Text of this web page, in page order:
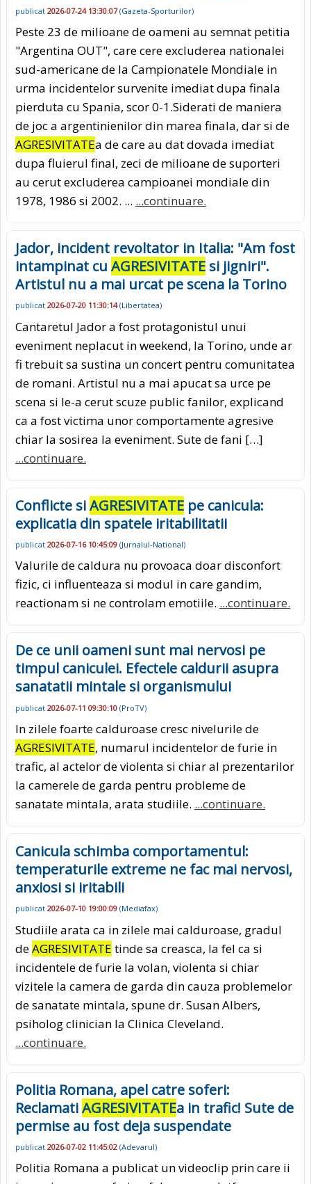
publicat 2026-07-24 13:30:07(Gazeta-Sporturilor)
Peste 23 de milioane de oameni au semnat petitia
"Argentina OUT", care cere excluderea nationalei
sud-americane de la Campionatele Mondiale in
urma incidentelor survenite imediat dupa finala
pierduta cu Spania, scor 0-1.Siderati de maniera
de joc a argentinienilor din marea finala, dar si de
AGRESIVITATEa de care au dat dovada imediat
dupa fluierul final, zeci de milioane de suporteri
au cerut excluderea campioanei mondiale din
1978, 1986 si 2002. ... ...continuare.
Jador, incident revoltator in Italia: "Am fost
intampinat cu AGRESIVITATE si jigniri".
Artistul nu a mai urcat pe scena la Torino
publicat 2026-07-20 11:30:14(Libertatea)
Cantaretul Jador a fost protagonistul unui
eveniment neplacut in weekend, la Torino, unde ar
fi trebuit sa sustina un concert pentru comunitatea
de romani. Artistul nu a mai apucat sa urce pe
scena si le-a cerut scuze public fanilor, explicand
ca a fost victima unor comportamente agresive
chiar la sosirea la eveniment. Sute de fani […]
...continuare.
Conflicte siAGRESIVITATE pe canicula:
explicatia din spatele iritabilitatii
publicat 2026-07-16 10:45:09 (Jurnalul-National)
Valurile de caldura nu provoaca doar disconfort
fizic, ci influenteaza si modul in care gandim,
reactionam si ne controlam emotiile. ...continuare.
De ce unii oameni sunt mai nervosi pe
timpul caniculei. Efectele caldurii asupra
sanatatii mintale si organismului
publicat 2026-07-11 09:30:10 (ProTV)
In zilele foarte calduroase cresc nivelurile de
AGRESIVITATE, numarul incidentelor de furie in
trafic, al actelor de violenta si chiar al prezentarilor
la camerele de garda pentru probleme de
sanatate mintala, arata studiile. ...continuare.
Canicula schimba comportamentul:
temperaturile extreme ne fac mai nervosi,
anxiosi si iritabili
publicat 2026-07-10 19:00:09 (Mediafax)
Studiile arata ca in zilele mai calduroase, gradul
deAGRESIVITATE tinde sa creasca, la fel ca si
incidentele de furie la volan, violenta si chiar
vizitele la camera de garda din cauza problemelor
de sanatate mintala, spune dr. Susan Albers,
psiholog clinician la Clinica Cleveland.
...continuare.
Politia Romana, apel catre soferi:
ReclamatiAGRESIVITATEa in trafic! Sute de
permise au fost deja suspendate
publicat 2026-07-02 11:45:02 (Adevarul)
Politia Romana a publicat un videoclip prin care ii